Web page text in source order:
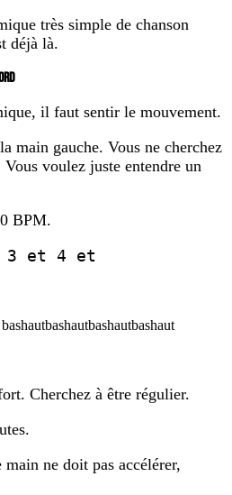
très simple de chanson
déjà là.
il faut sentir le mouvement.
main gauche. Vous ne cherchez
voulez juste entendre un
BPM.
3 et 4 et
bashautbashautbashautbashaut
Cherchez à être régulier.
ne doit pas accélérer,